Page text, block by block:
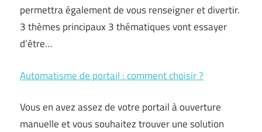
permettra également de vous renseigner et divertir.
3 thèmes principaux 3 thématiques vont essayer
d’être…
Automatisme de portail : comment choisir ?
Vous en avez assez de votre portail à ouverture
manuelle et vous souhaitez trouver une solution